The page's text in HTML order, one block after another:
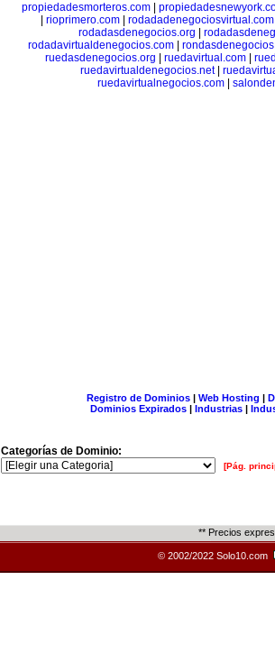
propiedadesmorteros.com
rioprimero.com| rodadadenegociosvirtual.com
rodadasdenegocios.org
rodadavirtualdenegocios.com|
ruedasdenegocios.org
ruedavirtual.com|
ruedavirtualdenegocios.net|
ruedavirtualnegocios.com
Registro de Dominios| Web Hosting |
Dominios Expirados | Industrias |
Categorías de Dominio:
[Pág.
** Precios
© 2002/2022 Solo10.com